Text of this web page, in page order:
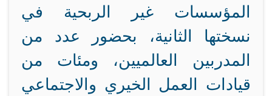
المؤسسات غير الربحية في
نسختها الثانية، بحضور عدد من
المدربين العالميين، ومئات من
قيادات العمل الخيري والاجتماعي